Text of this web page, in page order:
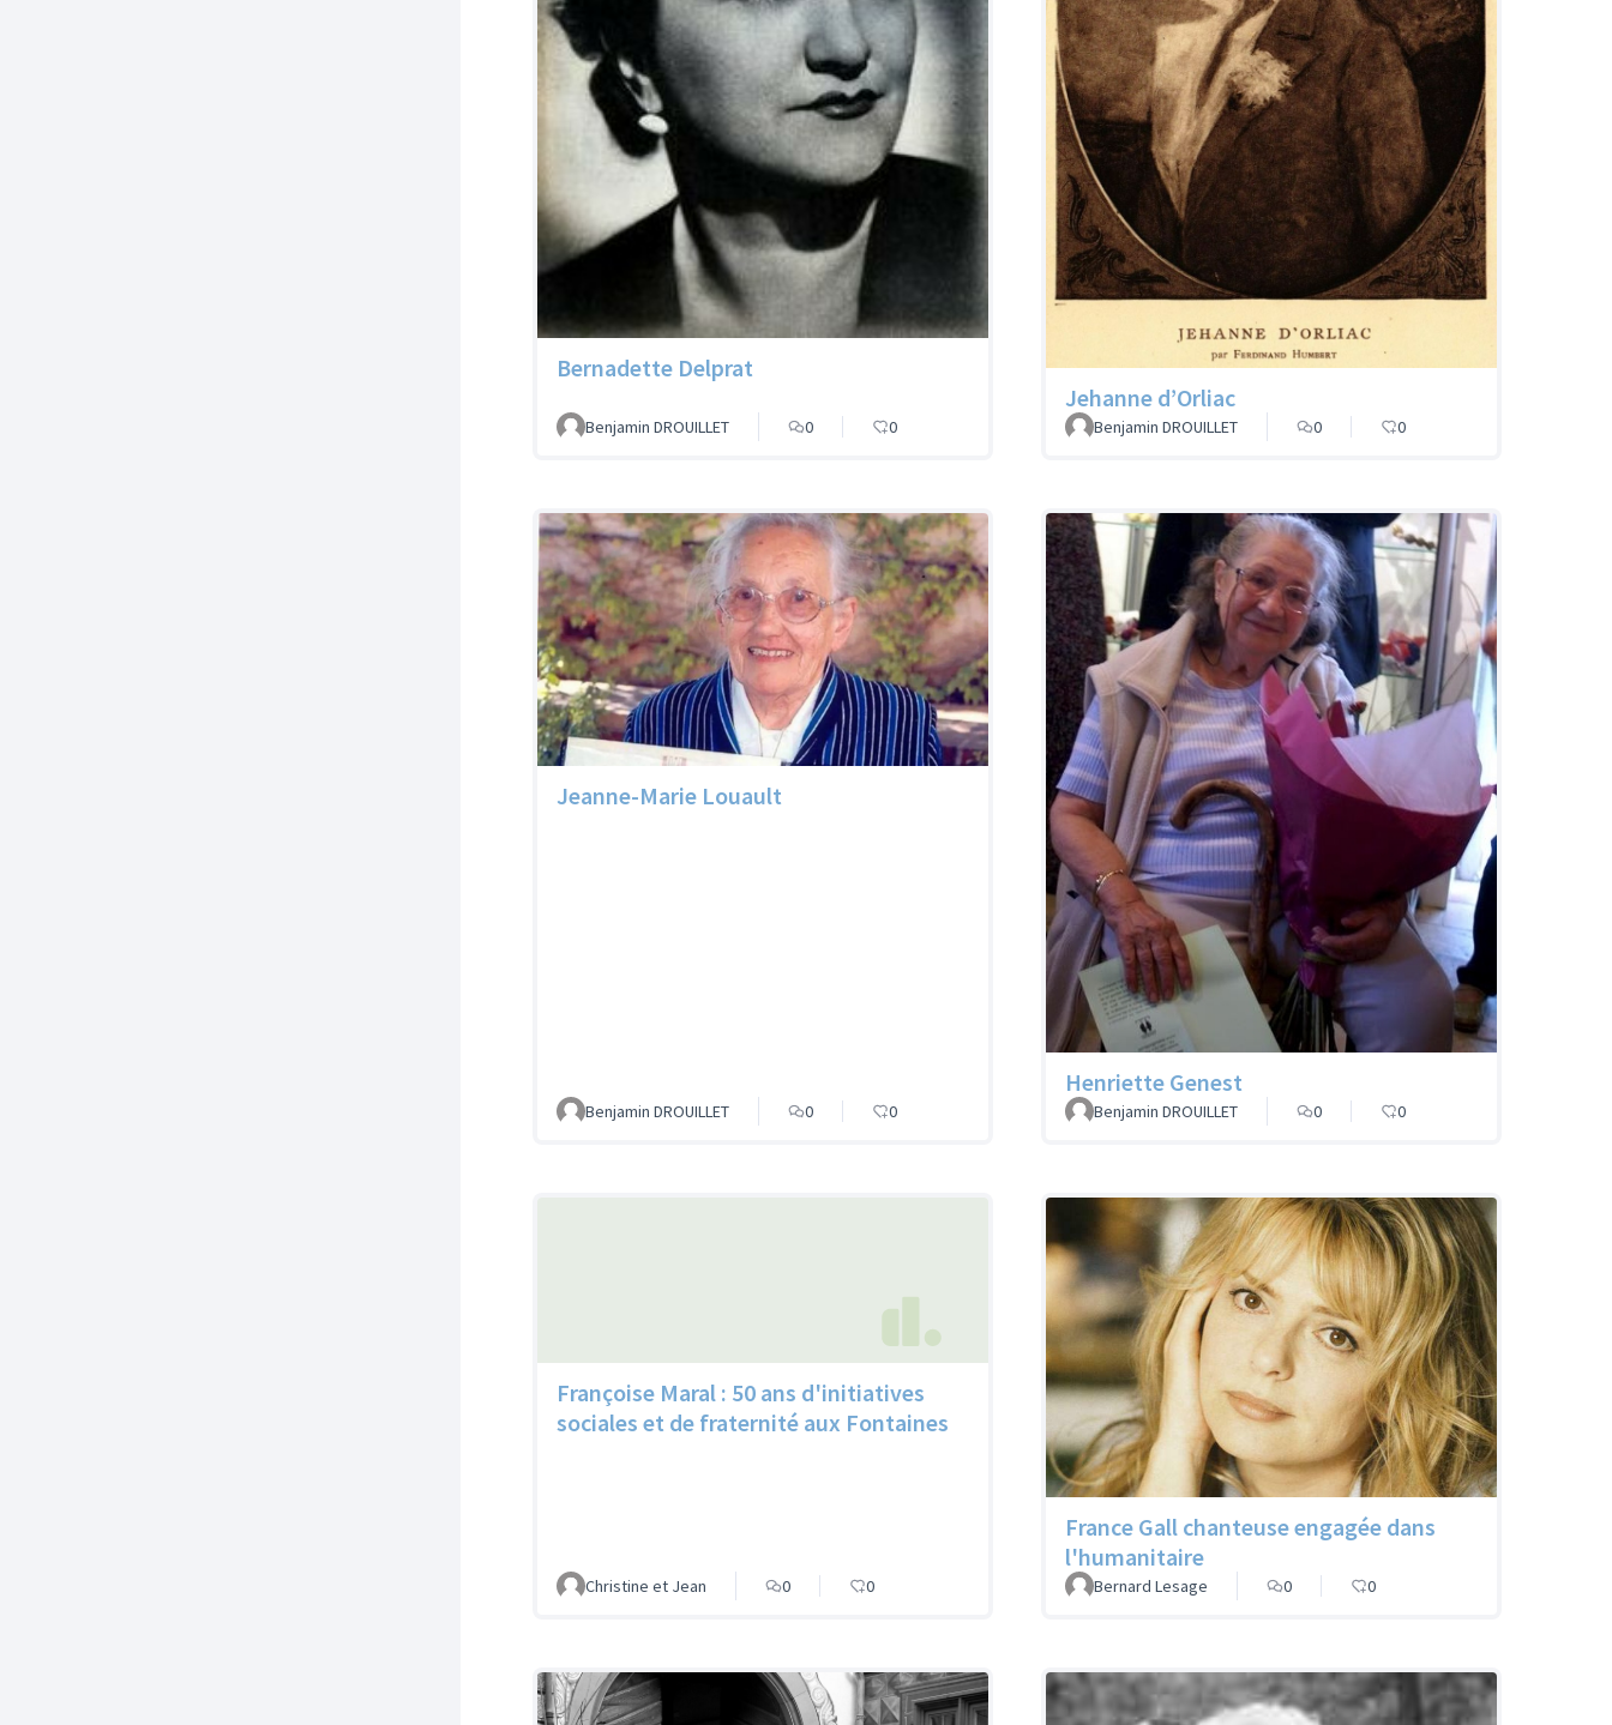
Bernadette Delprat
Benjamin DROUILLET 0 0
Jehanne d’Orliac
Benjamin DROUILLET 0 0
Jeanne-Marie Louault
Benjamin DROUILLET 0 0
Henriette Genest
Benjamin DROUILLET 0 0
Françoise Maral : 50 ans d'initiatives
sociales et de fraternité aux Fontaines
Christine et Jean 0 0
France Gall chanteuse engagée dans
l'humanitaire
Bernard Lesage 0 0